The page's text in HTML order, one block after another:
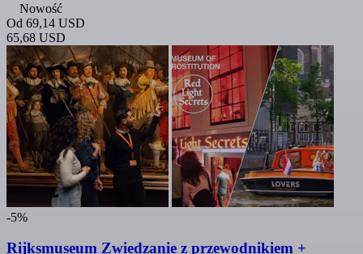
Nowość
Od 69,14 USD
65,68 USD
-5%
Rijksmuseum Zwiedzanie z przewodnikiem +